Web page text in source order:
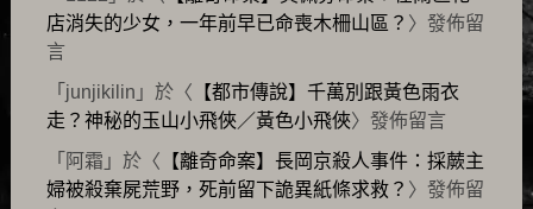
店消失的少女，一年前早已命喪木柵山區？ 〉發佈留
言
「 junjikilin 」於〈 【都市傳說】千萬別跟黃色雨衣
走？神秘的玉山小飛俠／黃色小飛俠〉發佈留言
「 阿霜 」於〈 【離奇命案】長岡京殺人事件：採蕨主
婦被殺棄屍荒野，死前留下詭異紙條求救？ 〉發佈留